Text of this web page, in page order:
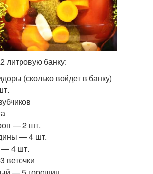
литровую банку:
(сколько войдет в банку)
— 2 шт.
— 4 шт.
— 4 шт.
веточки